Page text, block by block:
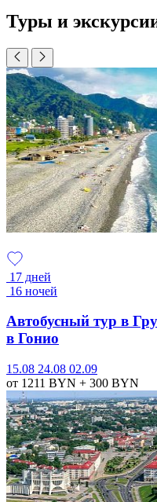
Туры и
17 дней
16 ночей
Автобусный тур в
в Гонио
15.08 24.08 02.09
от 1211 BYN + 300 BYN